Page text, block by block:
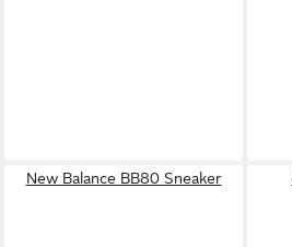
New Balance BB80 Sneaker